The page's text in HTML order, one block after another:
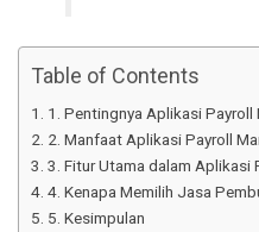
Table of Contents
1. Pentingnya Aplikasi Payroll
2. Manfaat Aplikasi Payroll
3. Fitur Utama dalam Aplikasi
4. Kenapa Memilih Jasa
5. Kesimpulan